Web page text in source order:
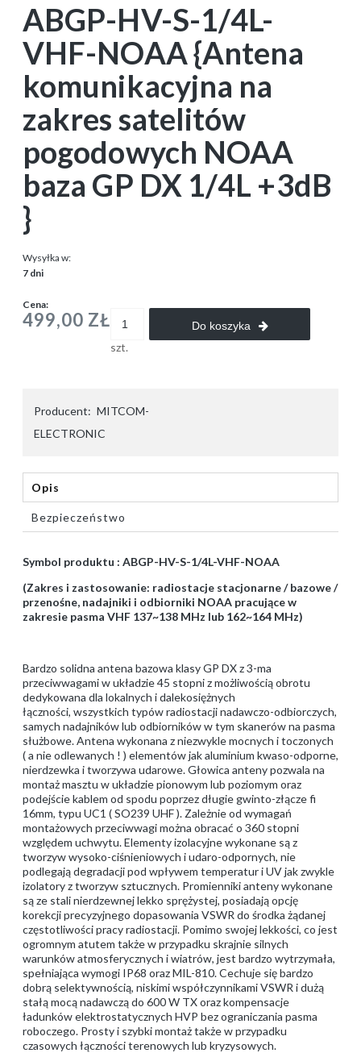
ABGP-HV-S-1/4L-
VHF-NOAA {Antena
komunikacyjna na
zakres satelitów
pogodowych NOAA
baza GP DX 1/4L +3dB
}
Wysyłka w:
7 dni
Cena:
499,00 ZŁ
szt.
Do koszyka
Producent: MITCOM-
ELECTRONIC
Opis
Bezpieczeństwo
Symbol produktu : ABGP-HV-S-1/4L-VHF-NOAA
(Zakres i zastosowanie: radiostacje stacjonarne / bazowe /
przenośne, nadajniki i odbiorniki NOAA pracujące w
zakresie pasma VHF 137~138 MHz lub 162~164 MHz)
Bardzo solidna antena bazowa klasy GP DX z 3-ma
przeciwwagami w układzie 45 stopni z możliwością obrotu
dedykowana dla lokalnych i dalekosiężnych
łączności, wszystkich typów radiostacji nadawczo-odbiorczych,
samych nadajników lub odbiorników w tym skanerów na pasma
służbowe. Antena wykonana z niezwykle mocnych i toczonych
( a nie odlewanych ! ) elementów jak aluminium kwaso-odporne,
nierdzewka i tworzywa udarowe. Głowica anteny pozwala na
montaż masztu w układzie pionowym lub poziomym oraz
podejście kablem od spodu poprzez długie gwinto-złącze fi
16mm, typu UC1 ( SO239 UHF ). Zależnie od wymagań
montażowych przeciwwagi można obracać o 360 stopni
względem uchwytu. Elementy izolacyjne wykonane są z
tworzyw wysoko-ciśnieniowych i udaro-odpornych, nie
podlegają degradacji pod wpływem temperatur i UV jak zwykle
izolatory z tworzyw sztucznych. Promienniki anteny wykonane
są ze stali nierdzewnej lekko sprężystej, posiadają opcję
korekcji precyzyjnego dopasowania VSWR do środka żądanej
częstotliwości pracy radiostacji. Pomimo swojej lekkości, co jest
ogromnym atutem także w przypadku skrajnie silnych
warunków atmosferycznych i wiatrów, jest bardzo wytrzymała,
spełniająca wymogi IP68 oraz MIL-810. Cechuje się bardzo
dobrą selektywnością, niskimi współczynnikami VSWR i dużą
stałą mocą nadawczą do 600 W TX oraz kompensacje
ładunków elektrostatycznych HVP bez ograniczania pasma
roboczego. Prosty i szybki montaż także w przypadku
czasowych łączności terenowych lub kryzysowych.